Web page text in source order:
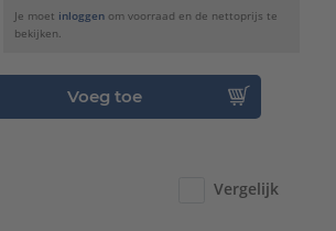
Je moet inloggen om voorraad en de nettoprijs te
bekijken.
Voeg toe
Vergelijk